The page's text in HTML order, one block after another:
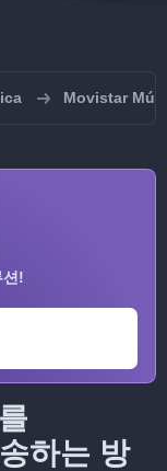
Movistar
션!
하는 방